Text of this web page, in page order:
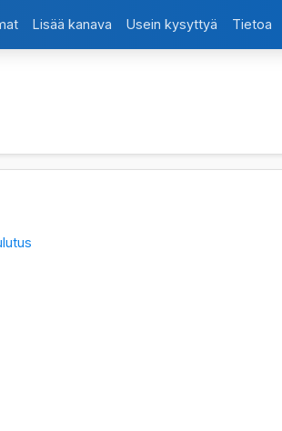
Lisää kanava Usein kysyttyä Tietoa